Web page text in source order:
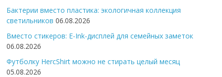
Бактерии вместо пластика: экологичная коллекция
светильников 06.08.2026
Вместо стикеров: E-Ink-дисплей для семейных заметок
06.08.2026
Футболку HercShirt можно не стирать целый месяц
05.08.2026